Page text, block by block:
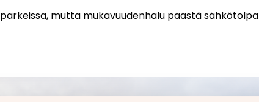
mutta mukavuudenhalu päästä